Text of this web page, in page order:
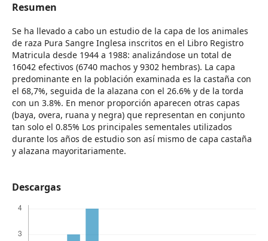
Resumen
Se ha llevado a cabo un estudio de la capa de los animales
de raza Pura Sangre Inglesa inscritos en el Libro Registro
Matricula desde 1944 a 1988: analizándose un total de
16042 efectivos (6740 machos y 9302 hembras). La capa
predominante en la población examinada es la castaña con
el 68,7%, seguida de la alazana con el 26.6% y de la torda
con un 3.8%. En menor proporción aparecen otras capas
(baya, overa, ruana y negra) que representan en conjunto
tan solo el 0.85% Los principales sementales utilizados
durante los años de estudio son así mismo de capa castaña
y alazana mayoritariamente.
Descargas